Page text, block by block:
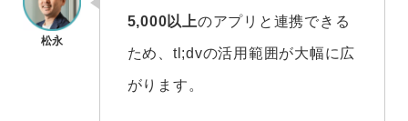
5,000以上のアプリと連携できる
ため、tl;dvの活用範囲が大幅に広
がります。